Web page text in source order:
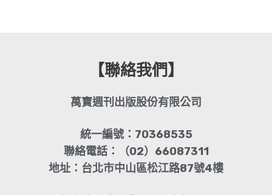
【聯絡我們】
萬寶週刊出版股份有限公司
統一編號：70368535
聯絡電話：（02）66087311
地址：台北市中山區松江路87號4樓